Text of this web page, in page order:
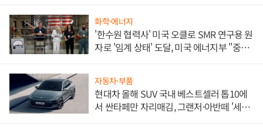
화학·에너지
'한수원 협력사' 미국 오클로 SMR 연구용 원
자로 '임계 상태' 도달, 미국 에너지부 "중요
자동차·부품
현대차 올해 SUV 국내 베스트셀러 톱10에
서 싼타페만 자리매김, 그랜저·아반떼 '세단